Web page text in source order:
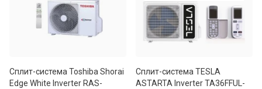
Сплит-система Toshiba Shorai
Edge White Inverter RAS-
Сплит-система TESLA
ASTARTA Inverter TA36FFUL-